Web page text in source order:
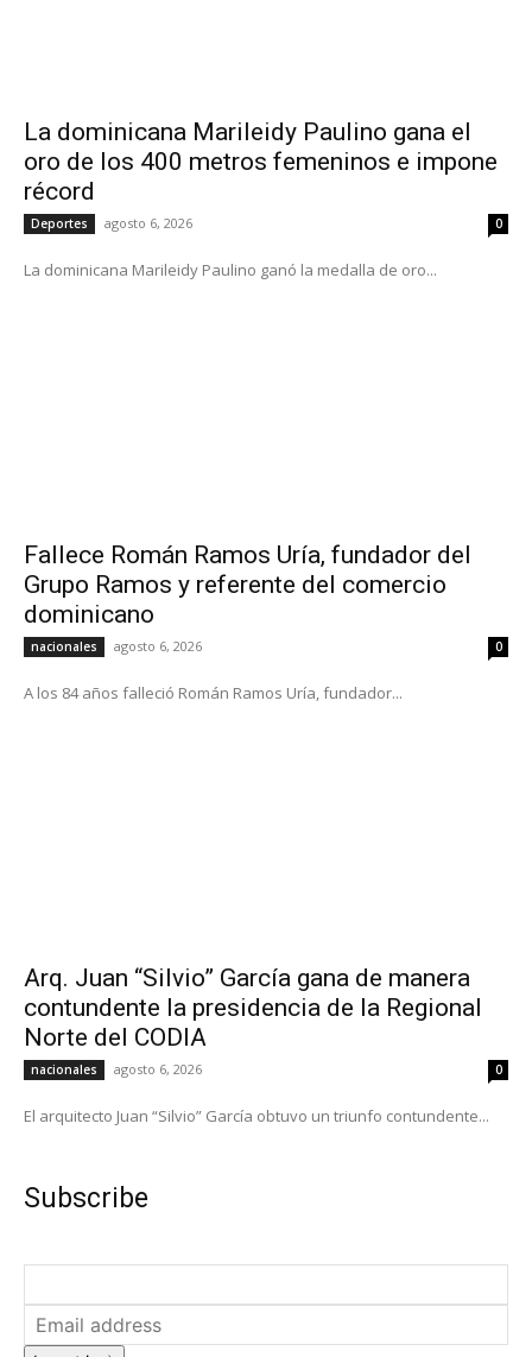
La dominicana Marileidy Paulino gana el
oro de los 400 metros femeninos e impone
récord
Deportes agosto 6, 2026 0
La dominicana Marileidy Paulino ganó la medalla de oro...
Fallece Román Ramos Uría, fundador del
Grupo Ramos y referente del comercio
dominicano
nacionales agosto 6, 2026 0
A los 84 años falleció Román Ramos Uría, fundador...
Arq. Juan “Silvio” García gana de manera
contundente la presidencia de la Regional
Norte del CODIA
nacionales agosto 6, 2026 0
El arquitecto Juan “Silvio” García obtuvo un triunfo contundente...
Subscribe